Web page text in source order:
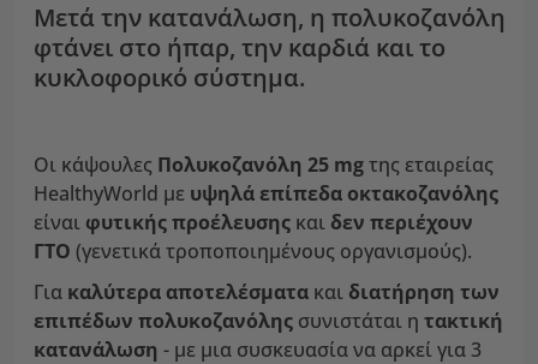
Μετά την κατανάλωση, η πολυκοζανόλη
φτάνει στο ήπαρ, την καρδιά και το
κυκλοφορικό σύστημα.
Οι κάψουλες Πολυκοζανόλη 25 mgτης εταιρείας
HealthyWorld με υψηλά επίπεδα οκτακοζανόλης
είναι φυτικής προέλευσης και δεν περιέχουν
ΓΤΟ (γενετικά τροποποιημένους οργανισμούς).
Για καλύτερα αποτελέσματα και διατήρηση των
επιπέδων πολυκοζανόλης συνιστάται η τακτική
κατανάλωση - με μια συσκευασία να αρκεί για 3